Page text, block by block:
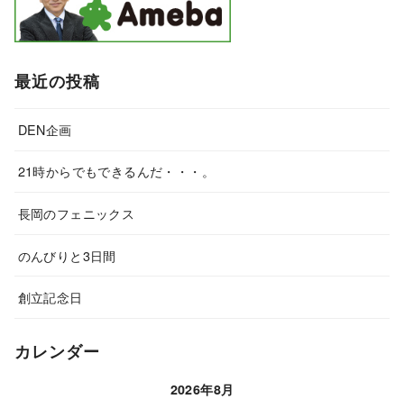
最近の投稿
DEN企画
21時からでもできるんだ・・・。
長岡のフェニックス
のんびりと3日間
創立記念日
カレンダー
2026年8月